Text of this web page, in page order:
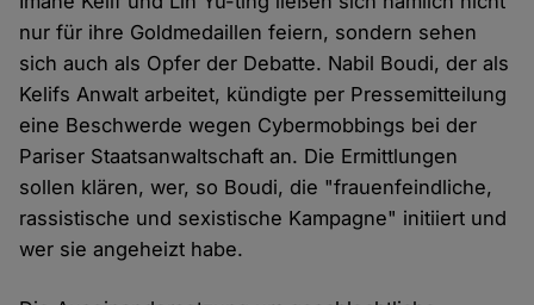
nur für ihre Goldmedaillen feiern, sondern sehen
sich auch als Opfer der Debatte. Nabil Boudi, der als
Kelifs Anwalt arbeitet, kündigte per Pressemitteilung
eine Beschwerde wegen Cybermobbings bei der
Pariser Staatsanwaltschaft an. Die Ermittlungen
sollen klären, wer, so Boudi, die "frauenfeindliche,
rassistische und sexistische Kampagne" initiiert und
wer sie angeheizt habe.